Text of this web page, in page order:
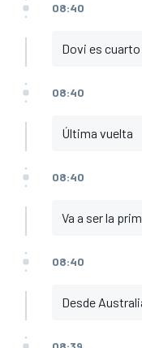
08:40
Dovi es
08:40
Última vuelta
08:40
Va a ser la
08:40
Desde